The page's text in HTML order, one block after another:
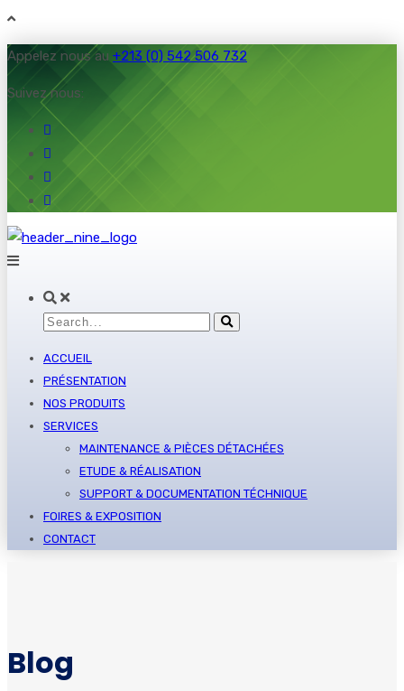
Appelez nous au +213 (0) 542 506 732
Suivez nous:
ACCUEIL
PRÉSENTATION
NOS PRODUITS
SERVICES
MAINTENANCE & PIÈCES DÉTACHÉES
ETUDE & RÉALISATION
SUPPORT & DOCUMENTATION TÉCHNIQUE
FOIRES & EXPOSITION
CONTACT
Blog